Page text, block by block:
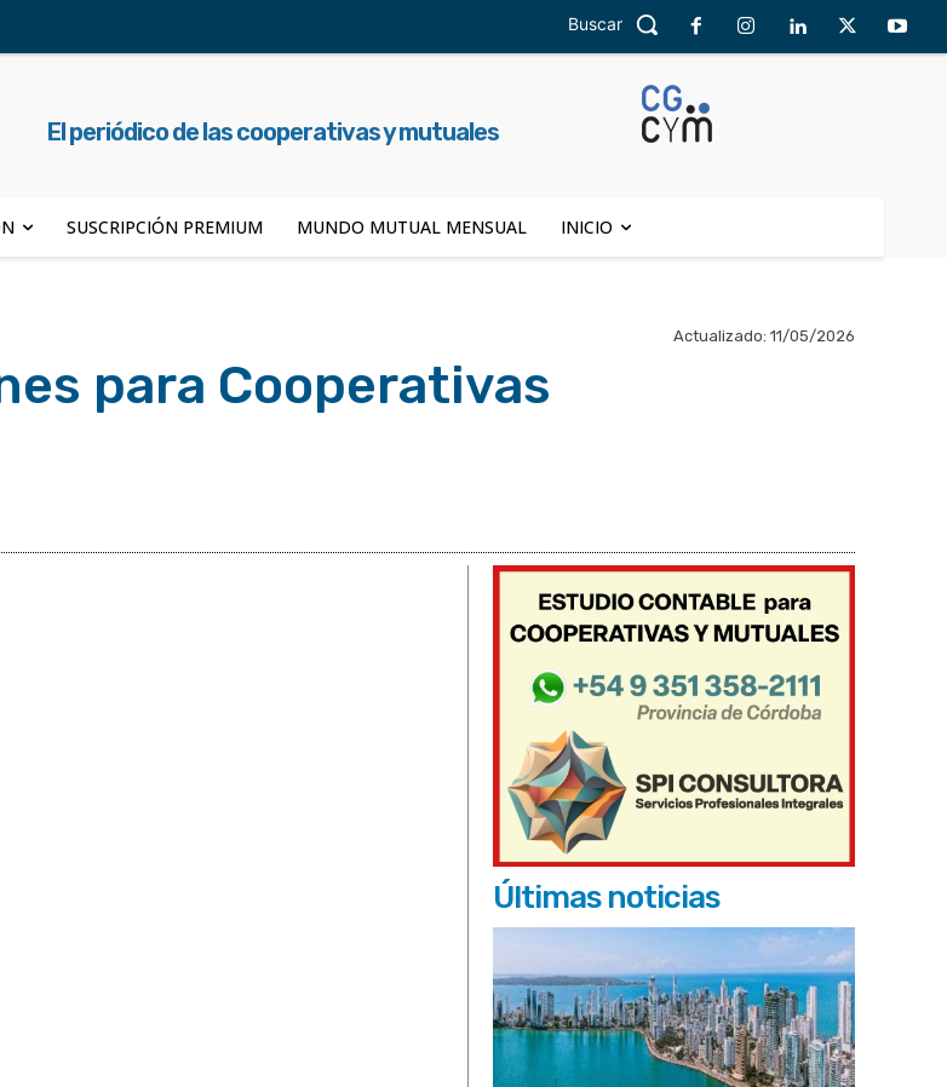
Buscar
El periódico de las cooperativas y mutuales
SUSCRIPCIÓN PREMIUM MUNDO MUTUAL MENSUAL INICIO
Actualizado: 11/05/2026
para Cooperativas
Últimas noticias